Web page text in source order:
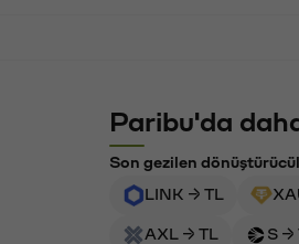
Paribu'da
Son gezilen
LINK → TL
AXL → TL
S →